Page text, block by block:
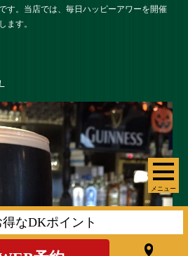
メニュー
す。当店では、毎日ハッピーアワーを開催
ます。
得なDKポイント